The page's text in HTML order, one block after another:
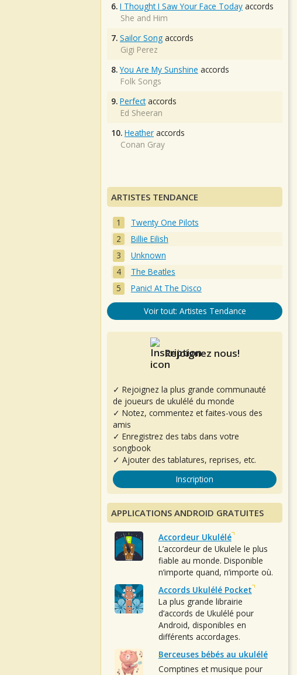
6. I Thought I Saw Your Face Today accords
She and Him
7. Sailor Song accords
Gigi Perez
8. You Are My Sunshine accords
Folk Songs
9. Perfectaccords
Ed Sheeran
10. Heather accords
Conan Gray
ARTISTES TENDANCE
Twenty One Pilots
Billie Eilish
Unknown
The Beatles
Panic! At The Disco
Voir tout: Artistes Tendance
Rejoignez nous!
✓ Rejoignez la plus grande communauté
de joueurs de ukulélé du monde
✓ Notez, commentez et faites-vous des
amis
✓ Enregistrez des tabs dans votre
songbook
✓ Ajouter des tablatures, reprises, etc.
Inscription
APPLICATIONS ANDROID GRATUITES
Accordeur Ukulélé
L’accordeur de Ukulele le plus
fiable au monde. Disponible
n’importe quand, n’importe où.
Accords Ukulélé Pocket
La plus grande librairie
d’accords de Ukulélé pour
Android, disponibles en
différents accordages.
Berceuses bébés au ukulélé
Comptines et musique pour